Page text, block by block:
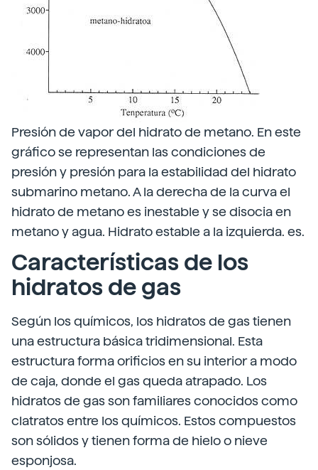
Presión de vapor del hidrato de metano. En este
gráfico se representan las condiciones de
presión y presión para la estabilidad del hidrato
submarino metano. A la derecha de la curva el
hidrato de metano es inestable y se disocia en
metano y agua. Hidrato estable a la izquierda. es.
Características de los
hidratos de gas
Según los químicos, los hidratos de gas tienen
una estructura básica tridimensional. Esta
estructura forma orificios en su interior a modo
de caja, donde el gas queda atrapado. Los
hidratos de gas son familiares conocidos como
clatratos entre los químicos. Estos compuestos
son sólidos y tienen forma de hielo o nieve
esponjosa.